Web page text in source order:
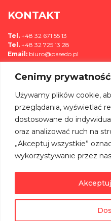
Cenimy
Używamy plików cookie,
przeglądania, wyświetlać
dostosowane do
oraz analizować ruch na
„Akceptuj wszystkie”
wykorzystywanie przez
KONTAKT
Tel. +48 32 671 55 13
Tel. +48 32 725 13 28
Email: biuro@pasedo.pl
ul. Przemysłowa 11
MEDIA
DOŁĄCZ DO NAS NA: